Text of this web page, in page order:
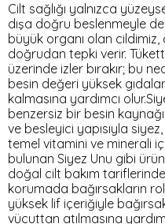
Cilt sağlığı yalnızca
dışa doğru beslenmeyle
büyük organı olan
doğrudan tepki verir.
üzerinde izler bırakır; bu
besin değeri yüksek
kalmasına yardımcı
benzersiz bir besin
ve besleyici yapısıyla
temel vitamini ve minerali
bulunan Siyez Unu gibi
doğal cilt bakım tariflerinde
korumada bağırsakların
yüksek lif içeriğiyle
vücuttan atılmasına